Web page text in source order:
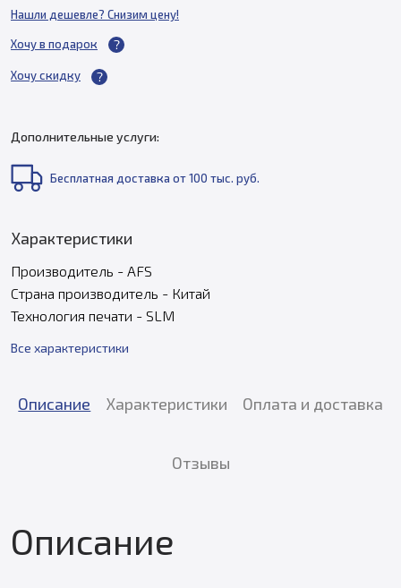
Нашли дешевле? Снизим цену!
Хочу в подарок
Хочу скидку
Дополнительные услуги:
Бесплатная доставка от 100 тыс. руб.
Характеристики
Производитель - AFS
Страна производитель - Китай
Технология печати - SLM
Все характеристики
Описание Характеристики Оплата и доставка
Отзывы
Описание